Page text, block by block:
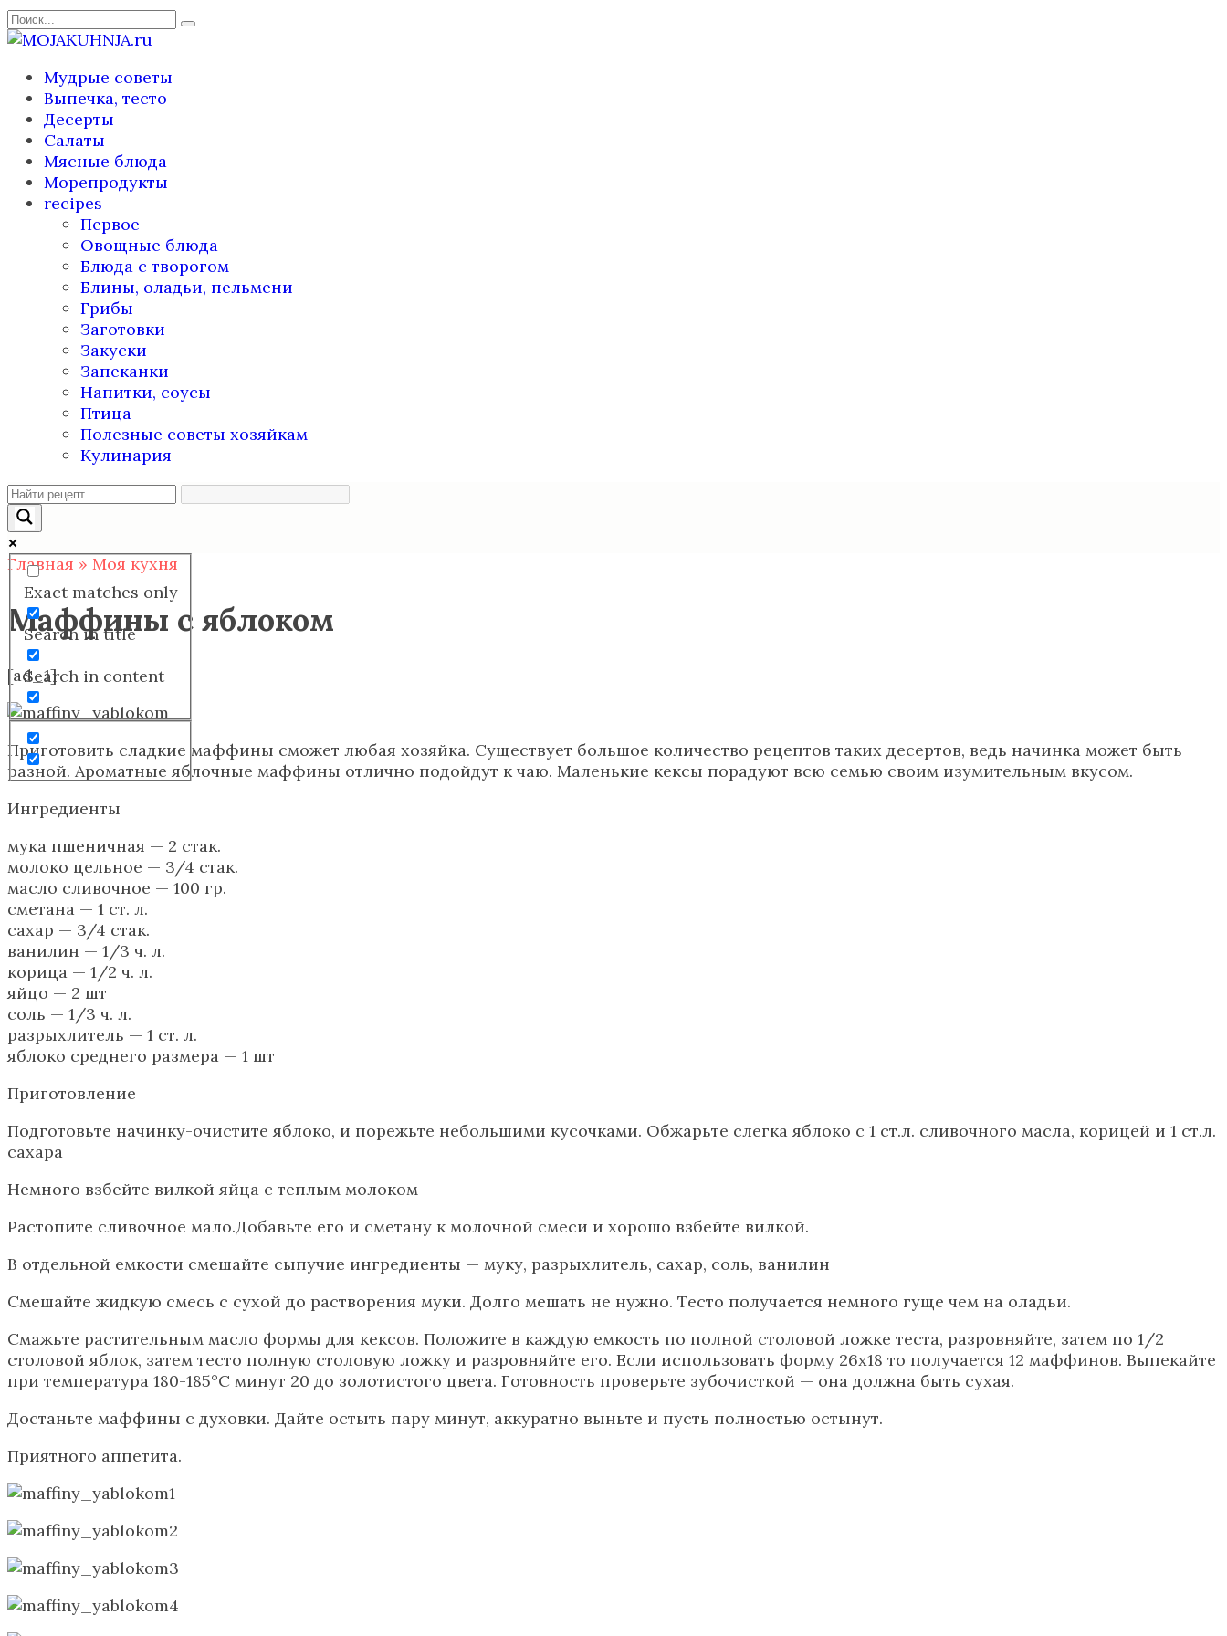
Перейти
к
Search
for:
Мудрые советы
Выпечка, тесто
Десерты
Салаты
Мясные блюда
Морепродукты
recipes
Первое
Овощные блюда
Блюда с творогом
Блины, оладьи, пельмени
Грибы
Заготовки
Закуски
Запеканки
Напитки, соусы
Птица
Полезные советы хозяйкам
Кулинария
Exact matches only
Search in title
Search in content
Главная » Моя кухня
Маффины с яблоком
[ad_1]
Приготовить сладкие маффины сможет любая хозяйка. Существует большое количество рецептов таких десертов, ведь начинка может быть
разной. Ароматные яблочные маффины отлично подойдут к чаю. Маленькие кексы порадуют всю семью своим изумительным вкусом.
Ингредиенты
мука пшеничная — 2 стак.
молоко цельное — 3/4 стак.
масло сливочное — 100 гр.
сметана — 1 ст. л.
сахар — 3/4 стак.
ванилин — 1/3 ч. л.
корица — 1/2 ч. л.
яйцо — 2 шт
соль — 1/3 ч. л.
разрыхлитель — 1 ст. л.
яблоко среднего размера — 1 шт
Приготовление
Подготовьте начинку-очистите яблоко, и порежьте небольшими кусочками. Обжарьте слегка яблоко с 1 ст.л. сливочного масла, корицей и 1 ст.л.
сахара
Немного взбейте вилкой яйца с теплым молоком
Растопите сливочное мало.Добавьте его и сметану к молочной смеси и хорошо взбейте вилкой.
В отдельной емкости смешайте сыпучие ингредиенты — муку, разрыхлитель, сахар, соль, ванилин
Смешайте жидкую смесь с сухой до растворения муки. Долго мешать не нужно. Тесто получается немного гуще чем на оладьи.
Смажьте растительным масло формы для кексов. Положите в каждую емкость по полной столовой ложке теста, разровняйте, затем по 1/2
столовой яблок, затем тесто полную столовую ложку и разровняйте его. Если использовать форму 26х18 то получается 12 маффинов. Выпекайте
при температура 180-185°С минут 20 до золотистого цвета. Готовность проверьте зубочисткой — она должна быть сухая.
Достаньте маффины с духовки. Дайте остыть пару минут, аккуратно выньте и пусть полностью остынут.
Приятного аппетита.